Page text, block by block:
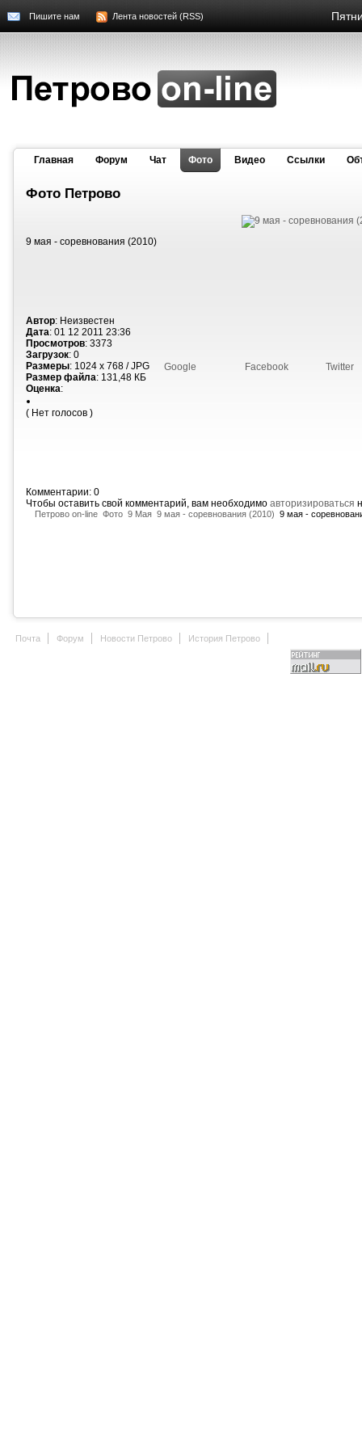
Пишите нам Лента новостей (RSS)
Главная Форум Чат Фото Видео Cсылки
Фото Петрово
9 мая - соревнования (2010)
Автор: Неизвестен
Дата: 01 12 2011 23:36
Просмотров: 3373
Загрузок: 0
Размеры: 1024 x 768 / JPG
Размер файла: 131,48 КБ
Оценка:
( Нет голосов )
Google Facebook Twitter
Комментарии: 0
Чтобы оставить свой комментарий, вам необходимо авторизироваться
Петрово on-line Фото 9 Мая 9 мая - соревнования (2010) 9 мая -
Почта Форум Новости Петрово История Петрово